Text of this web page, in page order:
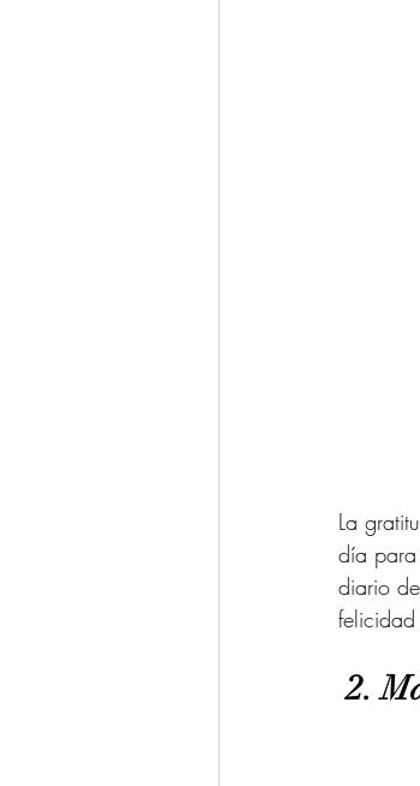
La
día para
diario
felicidad
2.